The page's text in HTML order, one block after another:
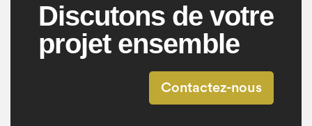
Discutons de votre
projet ensemble
Contactez-nous